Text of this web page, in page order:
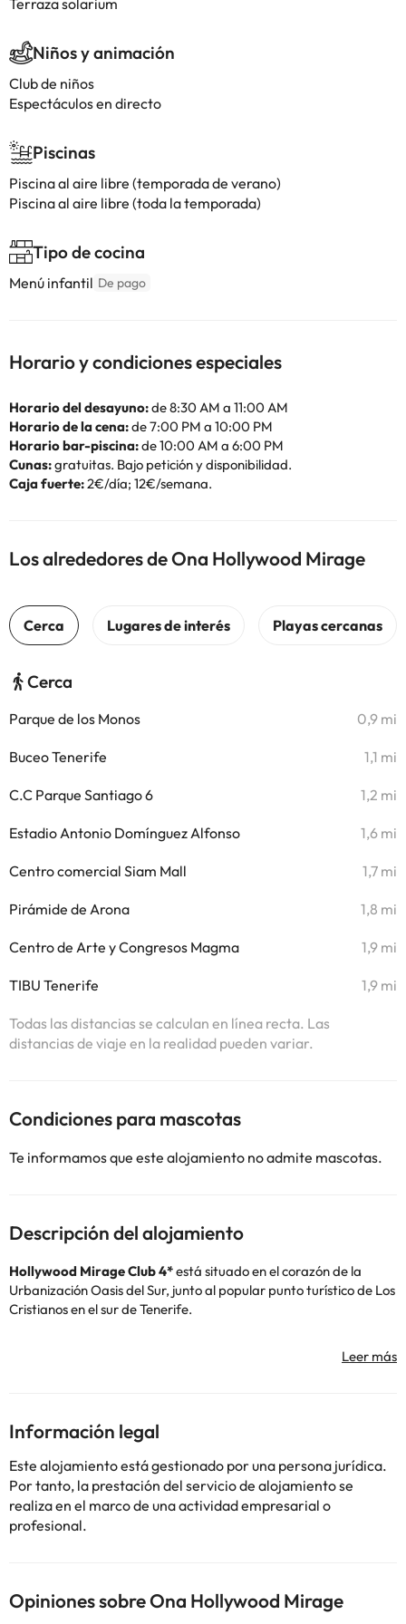
Terraza solarium
Niños y animación
Club de niños
Espectáculos en directo
Piscinas
Piscina al aire libre (temporada de verano)
Piscina al aire libre (toda la temporada)
Tipo de cocina
Menú infantil De pago
Horario y condiciones especiales
Horario del desayuno:de 8:30 AM a 11:00 AM
Horario de la cena:de 7:00 PM a 10:00 PM
Horario bar-piscina:de 10:00 AM a 6:00 PM
Cunas:gratuitas. Bajo petición y disponibilidad.
Caja fuerte:2€/día; 12€/semana.
Los alrededores de Ona Hollywood Mirage
Cerca
Parque de los Monos 0,9 mi
Buceo Tenerife 1,1 mi
C.C Parque Santiago 6 1,2 mi
Estadio Antonio Domínguez Alfonso 1,6 mi
Centro comercial Siam Mall 1,7 mi
Pirámide de Arona 1,8 mi
Centro de Arte y Congresos Magma 1,9 mi
TIBU Tenerife 1,9 mi
Todas las distancias se calculan en línea recta. Las
distancias de viaje en la realidad pueden variar.
Condiciones para mascotas
Te informamos que este alojamiento no admite mascotas.
Descripción del alojamiento
Hollywood Mirage Club 4*está situado en el corazón de la
Urbanización Oasis del Sur, junto al popular punto turístico de Los
Cristianos en el sur de Tenerife.
El hotel cuenta con unas vistas espectaculares sobre la bahía de
Los Cristianos desde donde se contempla la isla de La Gomera en
zona ajardinada y terraza.
Además, podrás aprovechar para tomar el sol y bañarte en la
piscina al aire libre climatizada que está abierta todo el año
¡genial!
El alojamiento dispone de estudios y apartamentos de 1, 2 o 3
dormitorios según la capacidad.
balcón o terraza.
Además tienen una zona de cocina abierta al salón totalmente
Información legal
Este alojamiento está gestionado por una persona jurídica.
Por tanto, la prestación del servicio de alojamiento se
realiza en el marco de una actividad empresarial o
profesional.
Opiniones sobre Ona Hollywood Mirage